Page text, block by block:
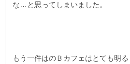
な…と思ってしまいました。
もう一件はのＢカフェはとても明